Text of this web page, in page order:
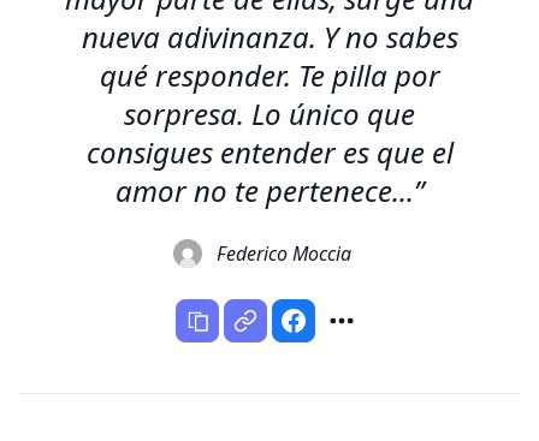
nueva adivinanza. Y no sabes
qué responder. Te pilla por
sorpresa. Lo único que
consigues entender es que el
amor no te pertenece...”
Federico Moccia